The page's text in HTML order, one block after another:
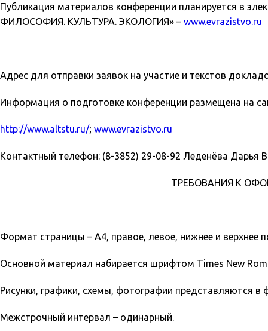
Публикация материалов конференции планируется в
ФИЛОСОФИЯ. КУЛЬТУРА. ЭКОЛОГИЯ» – www.evrazistvo.ru
Адрес для отправки заявок на участие и текстов
Информация о подготовке конференции размещена на
http://www.altstu.ru/; www.evrazistvo.ru
Контактный телефон: (8-3852) 29-08-92 Леденёва Дарья
ТРЕБОВАНИЯ К
Формат страницы – А4, правое, левое, нижнее и верхнее
Основной материал набирается шрифтом Times New
Рисунки, графики, схемы, фотографии представляются в
Межстрочный интервал – одинарный.